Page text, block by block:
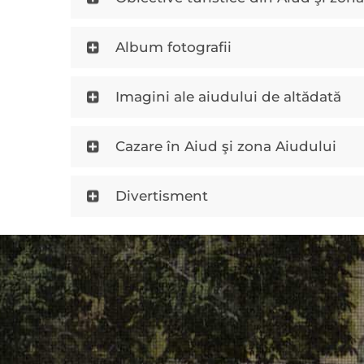
Album fotografii
Imagini ale aiudului de altădată
Cazare în Aiud şi zona Aiudului
Divertisment